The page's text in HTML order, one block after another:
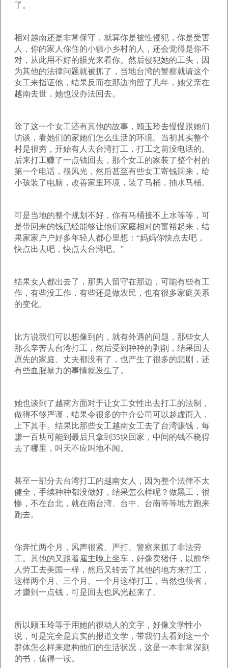
了。
相对越南还是非常保守，就算你是被性侵犯，你是受害
人，你的家人你住的小镇小乡村的人，还会觉得是你不
对，从此用不好的眼光来看你。然后侵犯她的工头，因
为其他的法律问题就被抓了，当地台湾的警察就请这个
女工来指证他，结果反而在那边拘留了几年，她父亲在
越南去世，她也没办法回去。
除了这一个女工还有其他的故事，顾玉玲去慢慢跟她们
访谈，看她们的家她们怎么生活的环境。当初其实整个
村是很穷，开始有人去台湾打工，打工之前没电话的。
后来打工赚了一点钱回去，那个女工的家装了整个村的
第一个电话，很风光，然后甚至有些女工寄钱回来，给
小孩装了电脑，改善家里环境，装了马桶，抽水马桶。
可是当地的整个规划不好，你有马桶接不上水等等，可
是带回来的钱已经能够让他们家庭相对的富裕起来，结
果家家户户好多年轻人都心里想：“妈妈你快点去吧，
快点出去吧，快点去台湾吧。”
结果女人都出去了，那男人留守在那边，可能有些有工
作，有些没工作，有些还是做农民，也有很多家庭关系
的变化。
比方说我们可以想像到的，就有外遇的问题，那些女人
那么辛苦去台湾打工，然后受到种种的剥削，结果回去
原先的家庭、丈夫都没有了，也产生了很多的悲剧，还
有些血腥暴力的事情就发生了。
她也谈到了越南方面对于让女工女性出去打工的法制，
做得不够严谨，结果令很多的中介公司可以趁虚而入，
上下其手。结果比那些女工越南女工去了台湾赚钱，每
赚一百块可能到最后只拿到 35块回家，中间的钱不晓得
去了哪里，叫天不应叫地不闻。
甚至一部分去台湾打工的越南女人，因为整个法律不太
健全，手续种种都没做好，结果怎么样呢？做黑工，很
惨，不在台北，就在南台湾、台中、台南等等地方跑来
跑去。
你奔忙两个月，风声很紧、严打、警察来抓了非法劳
工。其他的又跟着雇主晚上坐车，好像卖猪仔，以前华
人劳工去美国一样，然后又转去了其他的地方来打工，
这样两个月、三个月、一个月这样打工，当然也很省，
才赚到一点钱，可是回去也风光起来了。
所以顾玉玲等于用她的很动人的文字，好像文学性小
说，可是完全是真实的报道文学，带我们去看到这一个
群体怎么样来建构他们的生活状况，这是一本非常深刻
的书，值得一读。